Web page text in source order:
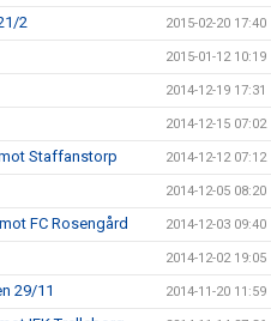
2 2015-02-20 17:40
2015-01-12 10:19
2014-12-19 17:31
2014-12-15 07:02
Staffanstorp 2014-12-12 07:12
2014-12-05 08:20
FC Rosengård 2014-12-03 09:40
2014-12-02 19:05
29/11 2014-11-20 11:59